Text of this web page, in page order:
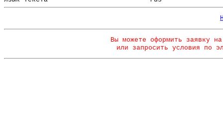
Вы можете оформить заявку
или запросить условия по